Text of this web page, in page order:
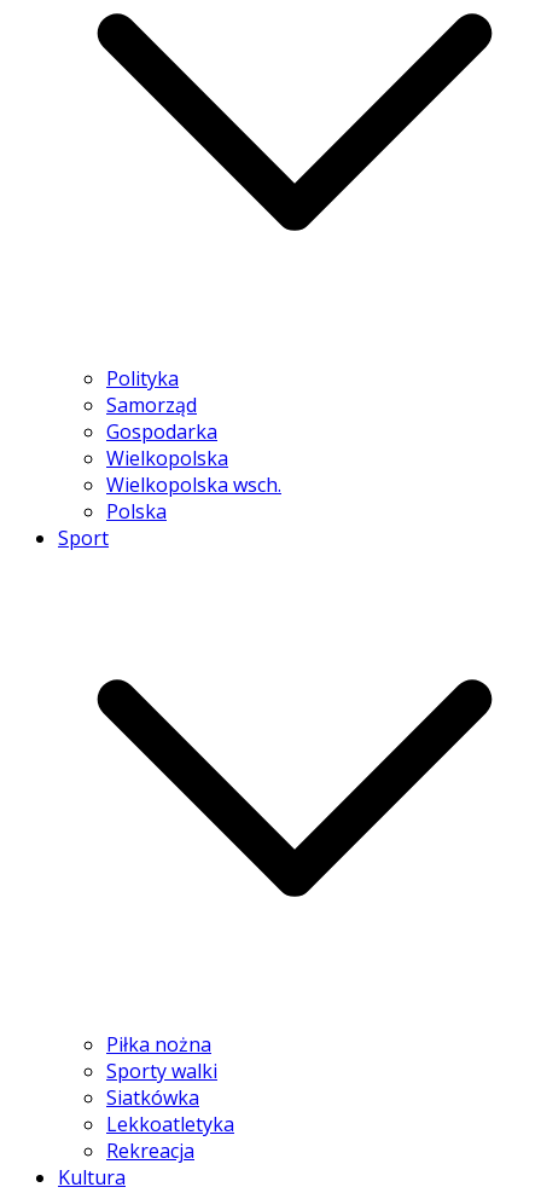
Polityka
Samorząd
Gospodarka
Wielkopolska
Wielkopolska wsch.
Polska
Sport
Piłka nożna
Sporty walki
Siatkówka
Lekkoatletyka
Rekreacja
Kultura